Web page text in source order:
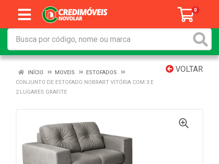
0
VOLTAR
INÍCIO MOVEIS
ESTOFADOS
CONJUNTO DE ESTOFADO NOBRART VITÓRIA COM 3 E
2 LUGARES GRAFITE